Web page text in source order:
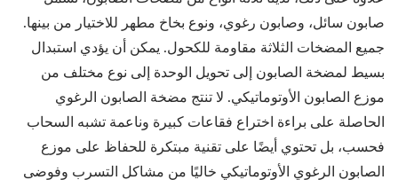
صابون سائل، وصابون رغوي، ونوع بخاخ مطهر للاختيار من بينها.
جميع المضخات الثلاثة مقاومة للكحول. يمكن أن يؤدي استبدال
بسيط لمضخة الصابون إلى تحويل الوحدة إلى نوع مختلف من
موزع الصابون الأوتوماتيكي. لا تنتج مضخة الصابون الرغوي
الحاصلة على براءة اختراع فقاعات كبيرة وناعمة تشبه السحاب
فحسب، بل تحتوي أيضًا على تقنية مبتكرة للحفاظ على موزع
الصابون الرغوي الأوتوماتيكي خاليًا من مشاكل التسرب وفوضى